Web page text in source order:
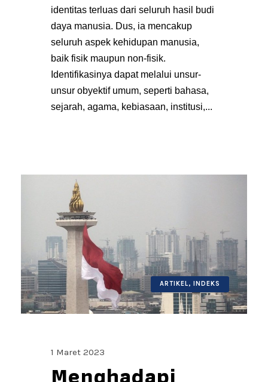
identitas terluas dari seluruh hasil budi
daya manusia. Dus, ia mencakup
seluruh aspek kehidupan manusia,
baik fisik maupun non-fisik.
Identifikasinya dapat melalui unsur-
unsur obyektif umum, seperti bahasa,
sejarah, agama, kebiasaan, institusi,...
ARTIKEL, INDEKS
1 Maret 2023